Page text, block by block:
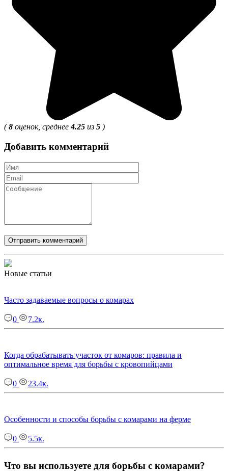
(8 оценок, среднее4.25 из 5 )
Добавить комментарий
Новые статьи
Часто задаваемые вопросы о комарах
0 7.2к.
Когда обрабатывать участок от комаров: правила и
оптимальное время для борьбы с кровопийцами
0 23.4к.
Особенности и способы борьбы с комарами на ферме
0 5.5к.
Что вы используете для борьбы с комарами?